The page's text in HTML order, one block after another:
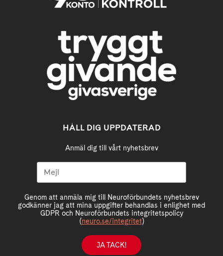
HÅLL DIG UPPDATERAD
Anmäl dig till vårt nyhetsbrev
Genom att anmäla mig till Neuroförbundets nyhetsbrev
godkänner jag att mina uppgifter behandlas i enlighet med
GDPR och Neuroförbundets integritetspolicy
(neuro.se/integritet)
JA TACK!